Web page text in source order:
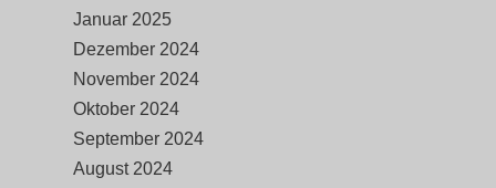
Januar 2025
Dezember 2024
November 2024
Oktober 2024
September 2024
August 2024